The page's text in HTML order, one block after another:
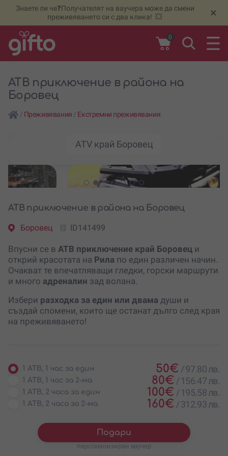
Знаете ли че❓Получателят на ваучера може да смени
преживяването си с два клика! 💥
×
0
АТВ приключение в района на
Боровец
/ Преживявания / Екстремни преживявания
ATV край Боровец
АТВ приключение в района на Боровец
Боровец ID141499
Впусни се в АТВ приключение край Боровец и
открий красотата на Рила по един различен начин.
Очакват те впечатляващи гледки, горски маршрути
и много адреналин зад волана.
Избери разходка за един или двама души и
създай спомени, които ще останат дълго след края
на преживяването!
1 АТВ, 1 час за един 50€ /97.80 лв.
1 АТВ, 1 час за 2-ма 80€ /156.47 лв.
1 АТВ, 2 часа за един 100€ /195.58 лв.
1 АТВ, 2 часа за 2-ма 160€ /312.93 лв.
Подари
персонализиран ваучер